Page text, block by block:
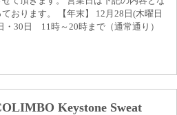
ております。 【年末】 12月28日(木曜日
・30日 11時～20時まで（通常通り）
Keystone Sweat